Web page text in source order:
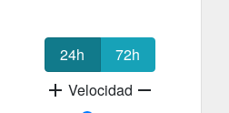
24h 72h
add Velocidad remove